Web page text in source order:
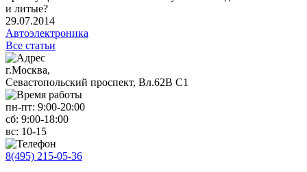
и литые?
29.07.2014
Автоэлектроника
Все статьи
г.Москва,
Севастопольский проспект, Вл.62В С1
пн-пт: 9:00-20:00
сб: 9:00-18:00
вс: 10-15
8(495) 215-05-36